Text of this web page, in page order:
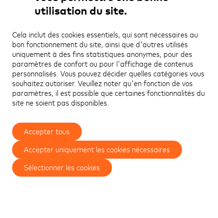
Fax: +49 6196 93063-45
utilisation du site.
Cela inclut des cookies essentiels, qui sont nécessaires au
bon fonctionnement du site, ainsi que d'autres utilisés
uniquement à des fins statistiques anonymes, pour des
paramètres de confort ou pour l'affichage de contenus
personnalisés. Vous pouvez décider quelles catégories vous
souhaitez autoriser. Veuillez noter qu'en fonction de vos
paramètres, il est possible que certaines fonctionnalités du
site ne soient pas disponibles.
Accepter tous
Accepter uniquement les cookies nécessaires
Sélectionner les cookies